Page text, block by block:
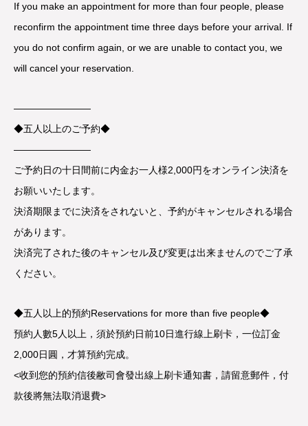
If you make an appointment for more than four people, please
reconfirm the appointment time three days before your arrival. If
you do not confirm again, or we are unable to contact you, we
will cancel your reservation.
————————
◆五人以上のご予約◆
————————
ご予約日の十日間前に内金お一人様2,000円をオンライン決済を
お願いいたします。
決済期限までに決済をされないと、予約がキャンセルされる場合
があります。
決済完了された後のキャンセル及び変更は出来ませんのでご了承
ください。
◆五人以上的預約Reservations for more than five people◆
預約人數5人以上，須於預約日前10日進行線上刷卡，一位訂金
2,000日圓，才算預約完成。
<收到您的預約信後敝司會發出線上刷卡通知書，請留意郵件，付
款後將無法取消退費>